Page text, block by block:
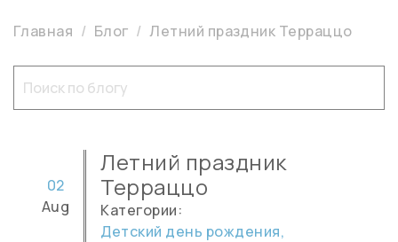
Главная Блог Летний праздник Терраццо
Летний праздник
Терраццо
02
Aug
Категории:
Детский день рождения,